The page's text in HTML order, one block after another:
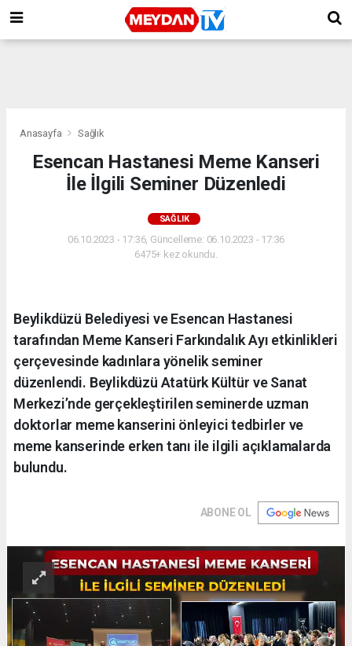
Anasayfa Sağlık
Esencan Hastanesi Meme Kanseri
İle İlgili Seminer Düzenledi
SAĞLIK
06.10.2023 - 17:36, Güncelleme: 06.10.2023 - 17:36
6475+ kez okundu.
Beylikdüzü Belediyesi ve Esencan Hastanesi
tarafından Meme Kanseri Farkındalık Ayı etkinlikleri
çerçevesinde kadınlara yönelik seminer
düzenlendi. Beylikdüzü Atatürk Kültür ve Sanat
Merkezi’nde gerçekleştirilen seminerde uzman
doktorlar meme kanserini önleyici tedbirler ve
meme kanserinde erken tanı ile ilgili açıklamalarda
bulundu.
ABONE OL